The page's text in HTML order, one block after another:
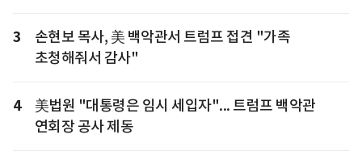
3
손현보 목사, 美 백악관서 트럼프 접견 "가족
초청해줘서 감사"
4
美법원 "대통령은 임시 세입자"... 트럼프 백악관
연회장 공사 제동